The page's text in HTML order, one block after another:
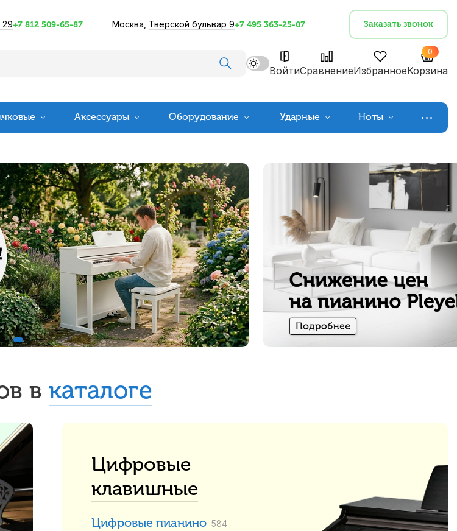
29+7 812 509-65-87 Москва, Тверской бульвар 9+7 495 363-25-07 Заказать звонок
ВойтиСравнениеИзбранное
0
Корзина
Аксессуары Оборудование Ударные Ноты
в каталоге
Цифровые
клавишные
Цифровые пианино 584